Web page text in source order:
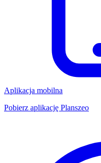
Aplikacja mobilna
Pobierz aplikację Planszeo